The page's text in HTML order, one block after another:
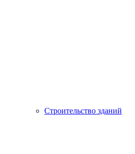
Строительство зданий